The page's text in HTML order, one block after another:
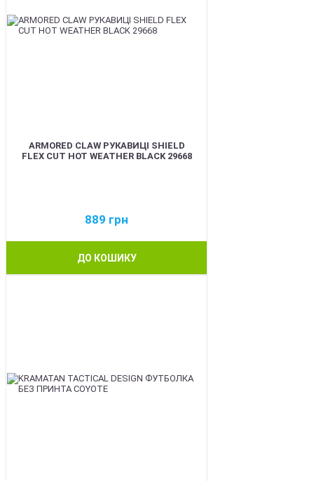
ARMORED CLAW РУКАВИЦІ SHIELD
FLEX CUT HOT WEATHER BLACK 29668
889 грн
ДО КОШИКУ